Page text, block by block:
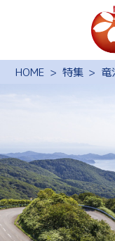
HOME 特集 竜